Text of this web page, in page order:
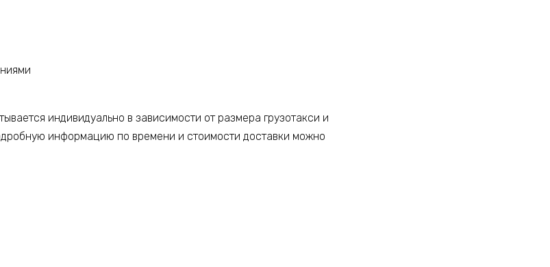
индивидуально в зависимости от размера грузотакси и
информацию по времени и стоимости доставки можно